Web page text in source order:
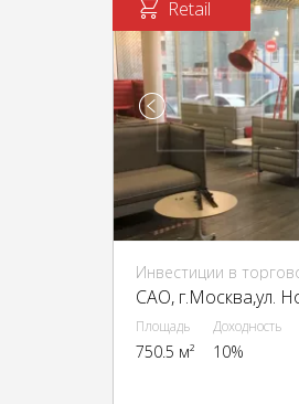
Retail
Инвестиции в
CАО, г.Москва,ул.
Площадь
750.5 м²
Доходность
10%